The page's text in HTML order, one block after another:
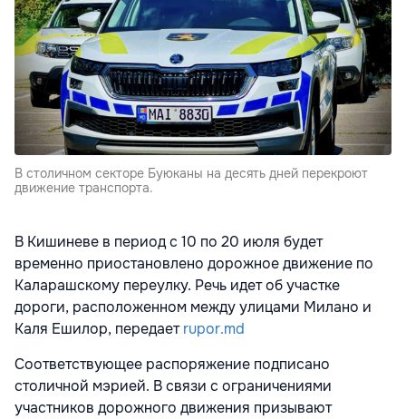
В столичном секторе Буюканы на десять дней перекроют
движение транспорта.
В Кишиневе в период с 10 по 20 июля будет
временно приостановлено дорожное движение по
Каларашскому переулку. Речь идет об участке
дороги, расположенном между улицами Милано и
Каля Ешилор, передаетrupor.md
Соответствующее распоряжение подписано
столичной мэрией. В связи с ограничениями
участников дорожного движения призывают